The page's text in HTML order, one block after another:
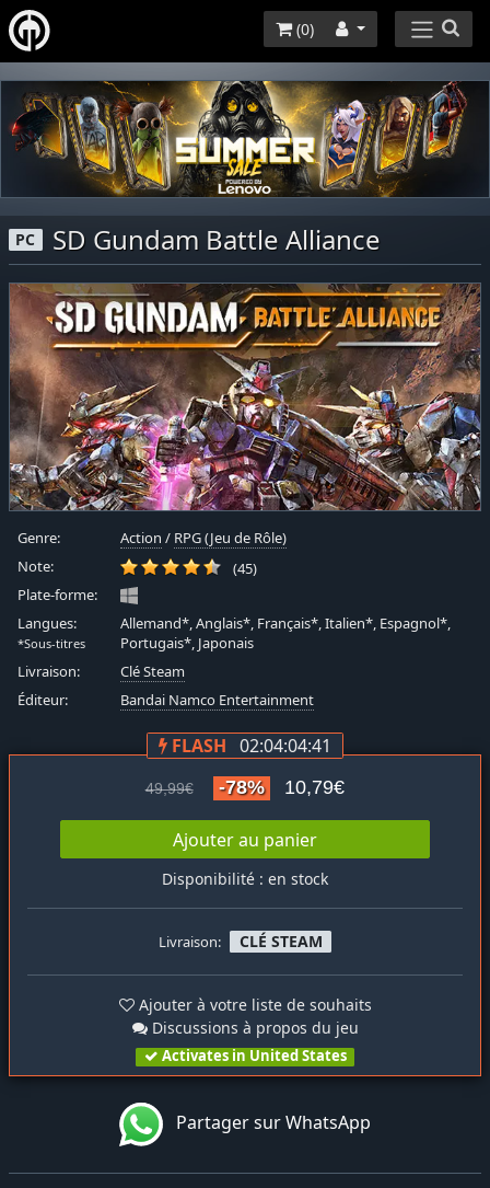
(0)
PC SD Gundam Battle Alliance
Genre: Action / RPG (Jeu de Rôle)
Note:
(45)
Plate-forme:
Langues:
*Sous-titres
Allemand*, Anglais*, Français*, Italien*, Espagnol*,
Portugais*, Japonais
Livraison:
Clé Steam
Éditeur:
Bandai Namco Entertainment
FLASH 02:04:04:40
49,99€ -78% 10,79€
Ajouter au panier
Disponibilité : en stock
Livraison: CLÉ STEAM
Ajouter à votre liste de souhaits
Discussions à propos du jeu
Activates in United States
Partager sur WhatsApp